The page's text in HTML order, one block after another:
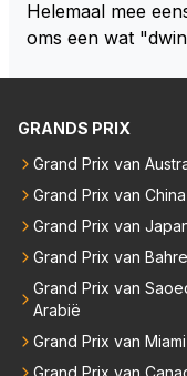
Helemaal mee eens Wim, Hij heeft net
oms een wat
aces zijn dit leuke
GRANDS PRIX
Grand Prix van
Grand Prix van China
Grand Prix van
Grand Prix van
Grand Prix van
Arabië
Grand Prix van Miami
Grand Prix van